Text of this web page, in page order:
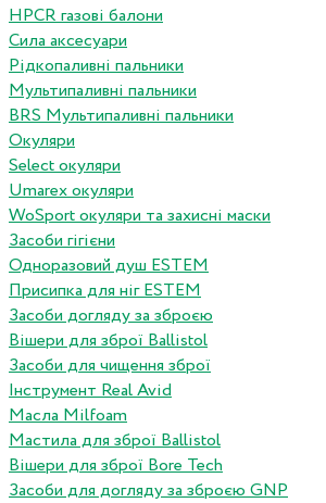
HPCR газові балони
Сила аксесуари
Рідкопаливні пальники
Мультипаливні пальники
BRS Мультипаливні пальники
Окуляри
Select окуляри
Umarex окуляри
WoSport окуляри та захисні маски
Засоби гігієни
Одноразовий душ ESTEM
Присипка для ніг ESTEM
Засоби догляду за зброєю
Вішери для зброї Ballistol
Засоби для чищення зброї
Інструмент Real Avid
Масла Milfoam
Мастила для зброї Ballistol
Вішери для зброї Bore Tech
Засоби для догляду за зброєю GNP